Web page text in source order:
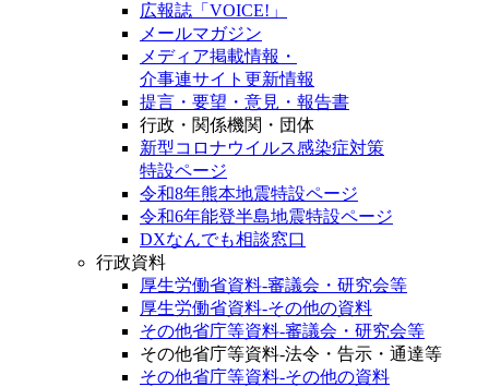
広報誌「VOICE!」
メールマガジン
メディア掲載情報・
介事連サイト更新情報
提言・要望・意見・報告書
行政・関係機関・団体
新型コロナウイルス感染症対策
特設ページ
令和8年熊本地震特設ページ
令和6年能登半島地震特設ページ
DXなんでも相談窓口
行政資料
厚生労働省資料-審議会・研究会等
厚生労働省資料-その他の資料
その他省庁等資料-審議会・研究会等
その他省庁等資料-法令・告示・通達等
その他省庁等資料-その他の資料